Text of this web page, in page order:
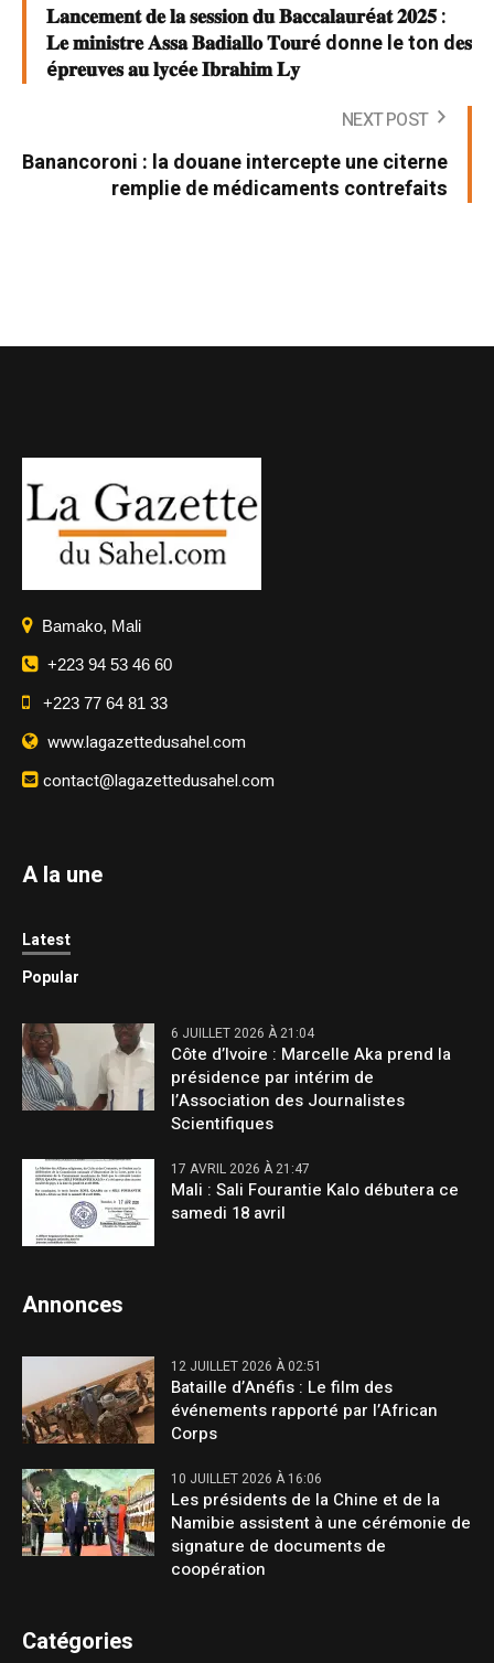
𝐋𝐚𝐧𝐜𝐞𝐦𝐞𝐧𝐭 𝐝𝐞 𝐥𝐚 𝐬𝐞𝐬𝐬𝐢𝐨𝐧 𝐝𝐮 𝐁𝐚𝐜𝐜𝐚𝐥𝐚𝐮𝐫é𝐚𝐭 𝟐𝟎𝟐𝟓 :
𝐋𝐞 𝐦𝐢𝐧𝐢𝐬𝐭𝐫𝐞 𝐀𝐬𝐬𝐚 𝐁𝐚𝐝𝐢𝐚𝐥𝐥𝐨 𝐓𝐨𝐮𝐫é donne le ton d𝐞𝐬
é𝐩𝐫𝐞𝐮𝐯𝐞𝐬 𝐚𝐮 𝐥𝐲𝐜é𝐞 𝐈𝐛𝐫𝐚𝐡𝐢𝐦 𝐋𝐲
NEXT POST
Banancoroni : la douane intercepte une citerne
remplie de médicaments contrefaits
Bamako, Mali
+223 94 53 46 60
+223 77 64 81 33
www.lagazettedusahel.com
contact@lagazettedusahel.com
A la une
Latest
Popular
6 JUILLET 2026 À 21:04
Côte d’Ivoire : Marcelle Aka prend la
présidence par intérim de
l’Association des Journalistes
Scientifiques
17 AVRIL 2026 À 21:47
Mali : Sali Fourantie Kalo débutera ce
samedi 18 avril
Annonces
12 JUILLET 2026 À 02:51
Bataille d’Anéfis : Le film des
événements rapporté par l’African
Corps
10 JUILLET 2026 À 16:06
Les présidents de la Chine et de la
Namibie assistent à une cérémonie de
signature de documents de
coopération
Catégories